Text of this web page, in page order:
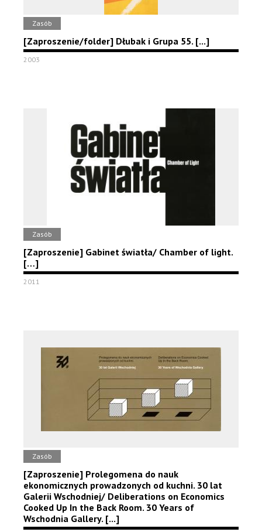
Zasób
[Zaproszenie/folder] Dłubak i Grupa 55. [...]
2003
Zasób
[Zaproszenie] Gabinet światła/ Chamber of light.
[…]
2011
Zasób
[Zaproszenie] Prolegomena do nauk
ekonomicznych prowadzonych od kuchni. 30 lat
Galerii Wschodniej/ Deliberations on Economics
Cooked Up In the Back Room. 30 Years of
Wschodnia Gallery. [...]